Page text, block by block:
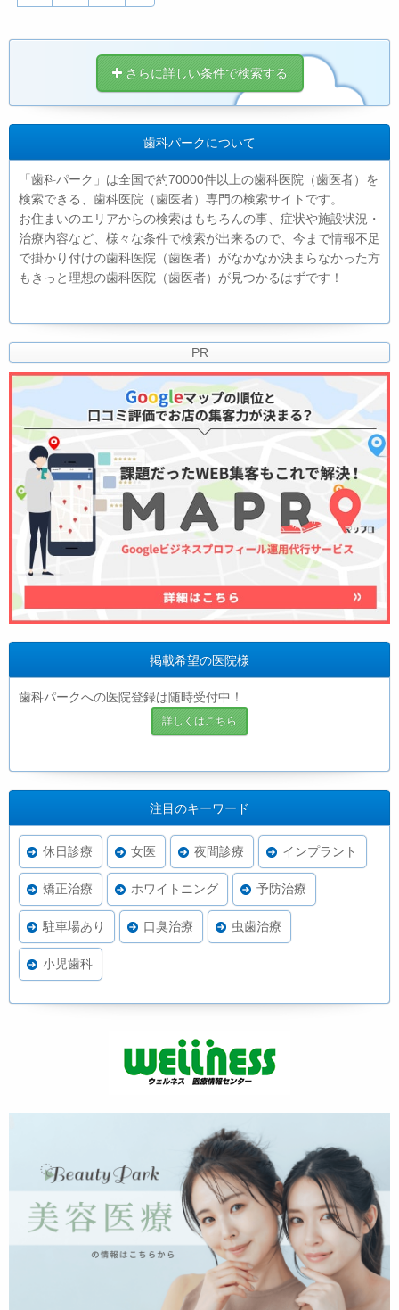
さらに詳しい条件で検索する
歯科パークについて
「歯科パーク」は全国で約70000件以上の歯科医院（歯医者）を
検索できる、歯科医院（歯医者）専門の検索サイトです。
お住まいのエリアからの検索はもちろんの事、症状や施設状況・
治療内容など、様々な条件で検索が出来るので、今まで情報不足
で掛かり付けの歯科医院（歯医者）がなかなか決まらなかった方
もきっと理想の歯科医院（歯医者）が見つかるはずです！
PR
掲載希望の医院様
歯科パークへの医院登録は随時受付中！
詳しくはこちら
注目のキーワード
休日診療 女医 夜間診療 インプラント
矯正治療 ホワイトニング 予防治療
駐車場あり 口臭治療 虫歯治療
小児歯科